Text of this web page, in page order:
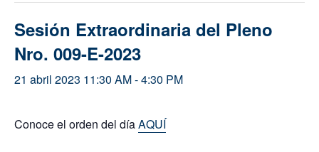
Sesión Extraordinaria del Pleno
Nro. 009-E-2023
21 abril 2023 11:30 AM-4:30 PM
Conoce el orden del díaAQUÍ